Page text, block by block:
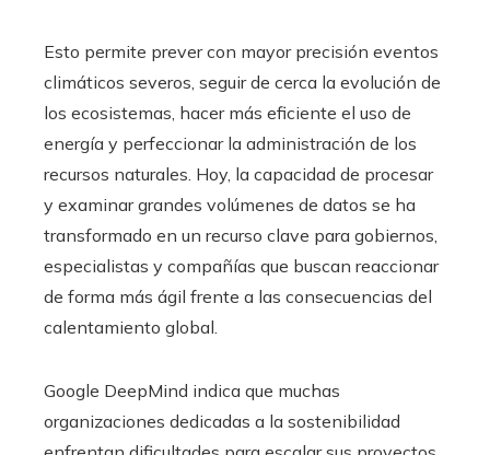
Esto permite prever con mayor precisión eventos
climáticos severos, seguir de cerca la evolución de
los ecosistemas, hacer más eficiente el uso de
energía y perfeccionar la administración de los
recursos naturales. Hoy, la capacidad de procesar
y examinar grandes volúmenes de datos se ha
transformado en un recurso clave para gobiernos,
especialistas y compañías que buscan reaccionar
de forma más ágil frente a las consecuencias del
calentamiento global.
Google DeepMind indica que muchas
organizaciones dedicadas a la sostenibilidad